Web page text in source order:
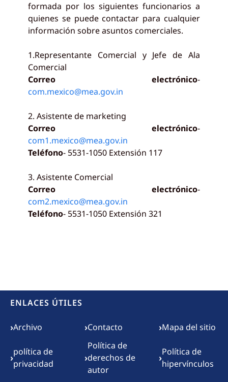
formada por los siguientes funcionarios a
quienes se puede contactar para cualquier
información sobre asuntos comerciales.
1.Representante Comercial y Jefe de Ala
Comercial
Correo electrónico-
com.mexico@mea.gov.in
2. Asistente de marketing
Correo electrónico-
com1.mexico@mea.gov.in
Teléfono- 5531-1050 Extensión 117
3. Asistente Comercial
Correo electrónico-
com2.mexico@mea.gov.in
Teléfono- 5531-1050 Extensión 321
ENLACES ÚTILES
Footer menu
›Archivo ›Contacto ›Mapa del sitio
›política de
privacidad
›
Política de
derechos de
autor
›Política de
hipervínculos